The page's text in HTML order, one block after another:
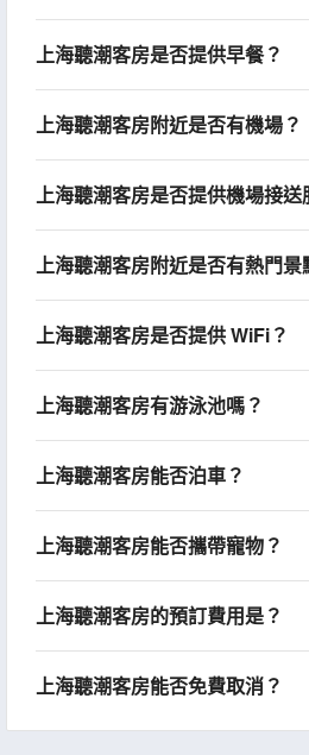
上海聽潮客房是否提供早餐？
上海聽潮客房附近是否有機場？
上海聽潮客房是否提供機場接送
上海聽潮客房附近是否有熱門景
上海聽潮客房是否提供 WiFi？
上海聽潮客房有游泳池嗎？
上海聽潮客房能否泊車？
上海聽潮客房能否攜帶寵物？
上海聽潮客房的預訂費用是？
上海聽潮客房能否免費取消？